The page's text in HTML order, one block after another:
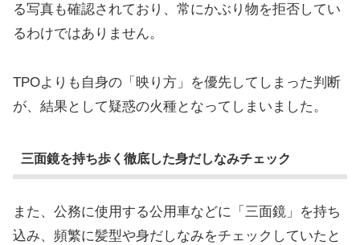
る写真も確認されており、常にかぶり物を拒否してい
るわけではありません。
TPOよりも自身の「映り方」を優先してしまった判断
が、結果として疑惑の火種となってしまいました。
三面鏡を持ち歩く徹底した身だしなみチェック
また、公務に使用する公用車などに「三面鏡」を持ち
込み、頻繁に髪型や身だしなみをチェックしていたと